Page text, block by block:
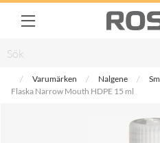
Varumärken Nalgene
Flaska Narrow Mouth HDPE 15 ml